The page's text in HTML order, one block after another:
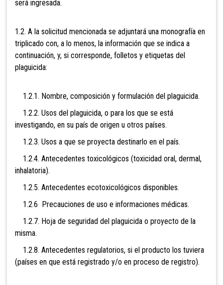
será ingresada.
1.2. A la solicitud mencionada se adjuntará una monografía en
triplicado con, a lo menos, la información que se indica a
continuación, y, si corresponde, folletos y etiquetas del
plaguicida:
1.2.1. Nombre, composición y formulación del plaguicida.
1.2.2. Usos del plaguicida, o para los que se está
investigando, en su país de origen u otros países.
1.2.3. Usos a que se proyecta destinarlo en el país.
1.2.4. Antecedentes toxicológicos (toxicidad oral, dermal,
inhalatoria).
1.2.5. Antecedentes ecotoxicológicos disponibles.
1.2.6 Precauciones de uso e informaciones médicas.
1.2.7. Hoja de seguridad del plaguicida o proyecto de la
misma.
1.2.8. Antecedentes regulatorios, si el producto los tuviera
(países en que está registrado y/o en proceso de registro).